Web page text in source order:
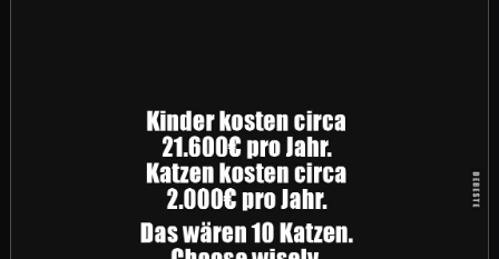
Übrigens, ohne ersichtlichen Grund muss das
Schwimmbecken im Freibad natürlich umgehend
gereinigt werden.